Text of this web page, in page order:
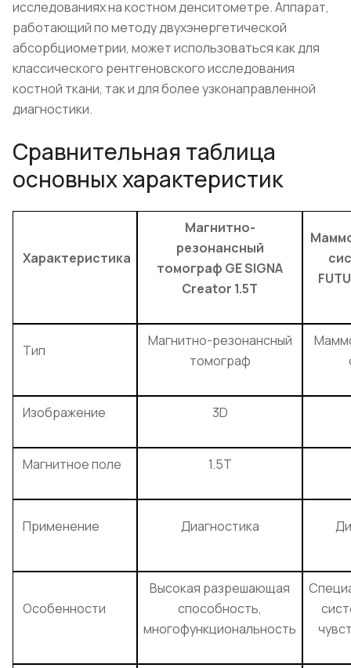
исследованиях на костном денситометре. Аппарат,
работающий по методу двухэнергетической
абсорбциометрии, может использоваться как для
классического рентгеновского исследования
костной ткани, так и для более узконаправленной
диагностики.
Сравнительная таблица
основных характеристик
Характеристика
Магнитно-
резонансный
томограф GE SIGNA
Creator 1.5T
Тип
Магнитно-резонансный
томограф
Изображение 3D
Магнитное поле 1.5T
Применение Диагностика
Особенности
Высокая разрешающая
способность,
многофункциональность